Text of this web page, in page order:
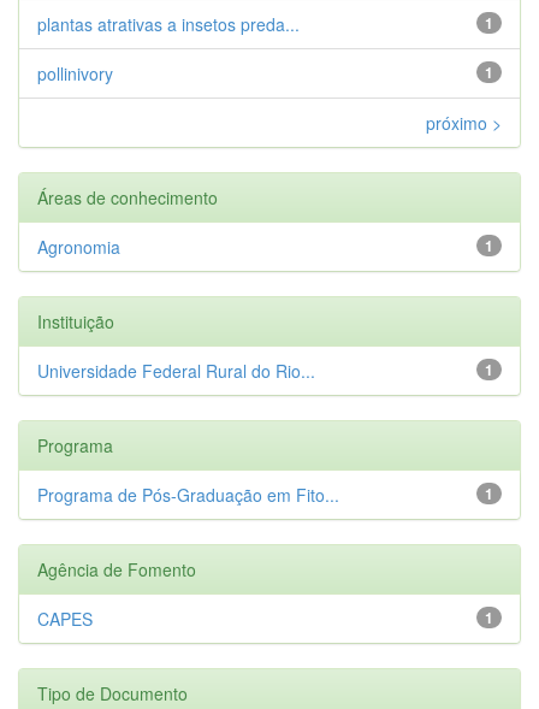
1
plantas atrativas a insetos preda...
1
pollinivory
próximo >
Áreas de conhecimento
1
Agronomia
Instituição
1
Universidade Federal Rural do Rio...
Programa
1
Programa de Pós-Graduação em Fito...
Agência de Fomento
1
CAPES
Tipo de Documento